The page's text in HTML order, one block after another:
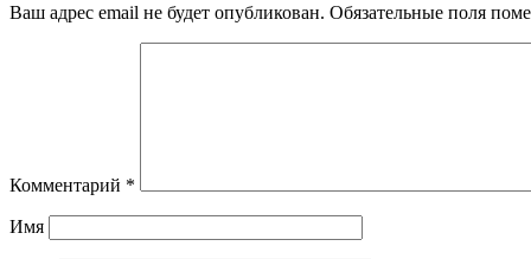
Ваш адрес email не будет опубликован. Обязательные поля
Комментарий *
Имя